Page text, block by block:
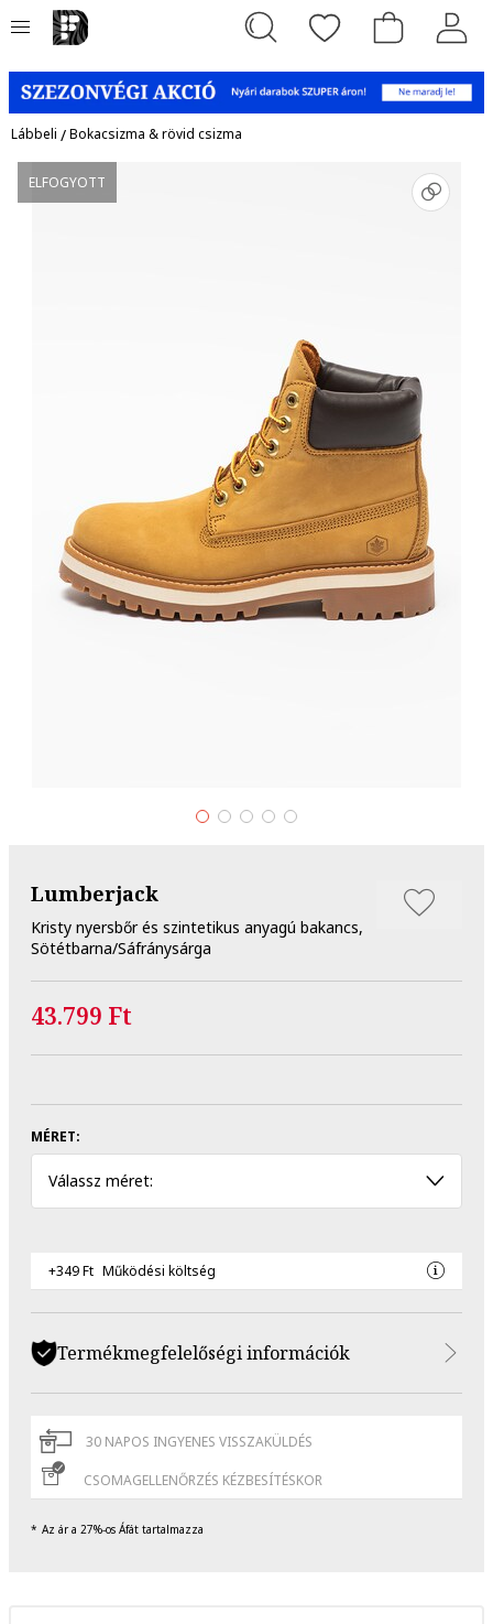
Lábbeli /Bokacsizma & rövid csizma
ELFOGYOTT
Lumberjack
Kristy nyersbőr és szintetikus anyagú bakancs,
Sötétbarna/Sáfránysárga
43.799 Ft
MÉRET:
Válassz méret:
+349 Ft Működési költség
Termékmegfelelőségi információk
30 NAPOS INGYENES VISSZAKÜLDÉS
CSOMAGELLENŐRZÉS KÉZBESÍTÉSKOR
Az ár a 27%-os Áfát tartalmazza